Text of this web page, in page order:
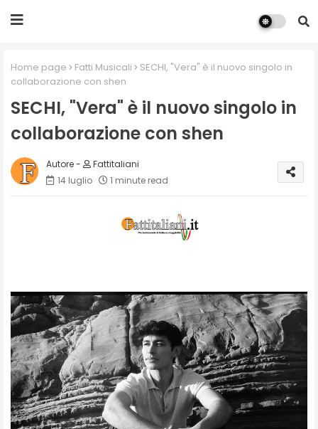
Home page Fatti Musicali
SECHI, "Vera" è il nuovo singolo in
collaborazione con shen
SECHI, "Vera" è il nuovo singolo in
collaborazione con shen
Fattitaliani
14 luglio
1 minute read